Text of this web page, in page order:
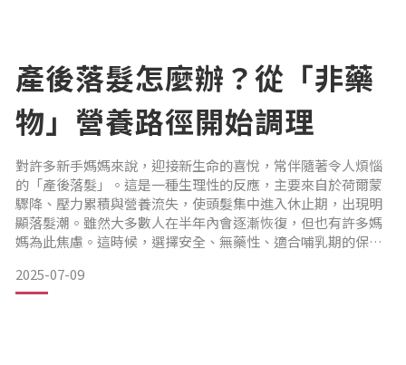
產後落髮怎麼辦？從「非藥
物」營養路徑開始調理
對許多新手媽媽來說，迎接新生命的喜悅，常伴隨著令人煩惱
的「產後落髮」。這是一種生理性的反應，主要來自於荷爾蒙
驟降、壓力累積與營養流失，使頭髮集中進入休止期，出現明
顯落髮潮。雖然大多數人在半年內會逐漸恢復，但也有許多媽
媽為此焦慮。這時候，選擇安全、無藥性、適合哺乳期的保養
法：
2025-07-09